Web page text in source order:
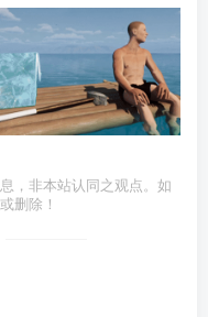
，非本站认同之观点。如
删除！